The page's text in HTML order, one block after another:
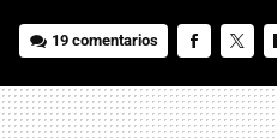
19 comentarios